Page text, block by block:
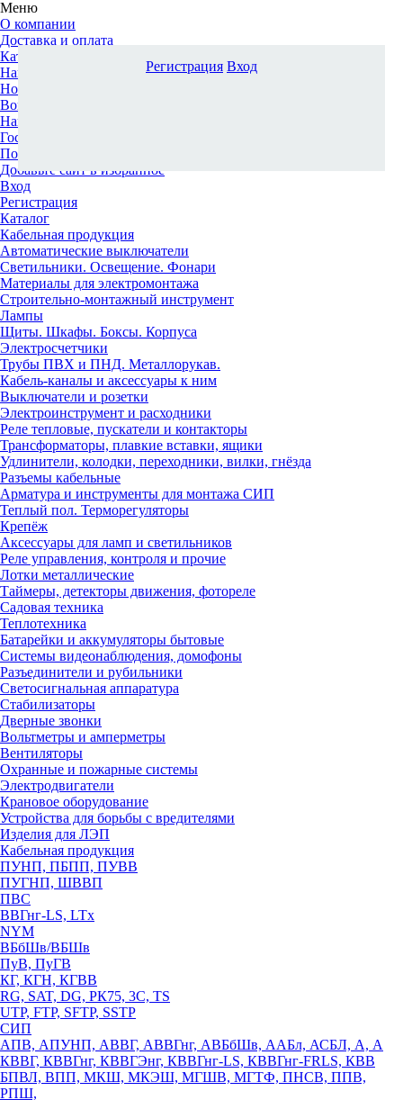
Меню
О компании
Доставка и оплата
Каталог
Наши офисы
Новости и новинки
Вопрос-ответ
Наша команда
Гос. заказчикам
Поставщикам
Добавьте сайт в избранное
Вход
Регистрация
Каталог
Кабельная продукция
Автоматические выключатели
Светильники. Освещение. Фонари
Материалы для электромонтажа
Строительно-монтажный инструмент
Лампы
Щиты. Шкафы. Боксы. Корпуса
Электросчетчики
Трубы ПВХ и ПНД. Металлорукав.
Кабель-каналы и аксессуары к ним
Выключатели и розетки
Электроинструмент и расходники
Реле тепловые, пускатели и контакторы
Трансформаторы, плавкие вставки, ящики
Удлинители, колодки, переходники, вилки, гнёзда
Разъемы кабельные
Арматура и инструменты для монтажа СИП
Теплый пол. Терморегуляторы
Крепёж
Аксессуары для ламп и светильников
Реле управления, контроля и прочие
Лотки металлические
Таймеры, детекторы движения, фотореле
Садовая техника
Теплотехника
Батарейки и аккумуляторы бытовые
Системы видеонаблюдения, домофоны
Разъединители и рубильники
Светосигнальная аппаратура
Стабилизаторы
Дверные звонки
Вольтметры и амперметры
Вентиляторы
Охранные и пожарные системы
Электродвигатели
Крановое оборудование
Устройства для борьбы с вредителями
Изделия для ЛЭП
Кабельная продукция
ПУНП, ПБПП, ПУВВ
ПУГНП, ШВВП
ПВС
ВВГнг-LS, LTx
NYM
ВБбШв/ВБШв
ПуВ, ПуГВ
КГ, КГН, КГВВ
RG, SAT, DG, РК75, 3С, TS
UTP, FTP, SFTP, SSTP
СИП
АПВ, АПУНП, АВВГ, АВВГнг, АВБбШв, ААБл, АСБЛ, А, А
КВВГ, КВВГнг, КВВГЭнг, КВВГнг-LS, КВВГнг-FRLS, КВВ
БПВЛ, ВПП, МКШ, МКЭШ, МГШВ, МГТФ, ПНСВ, ППВ,
РПШ,
Регистрация Вход